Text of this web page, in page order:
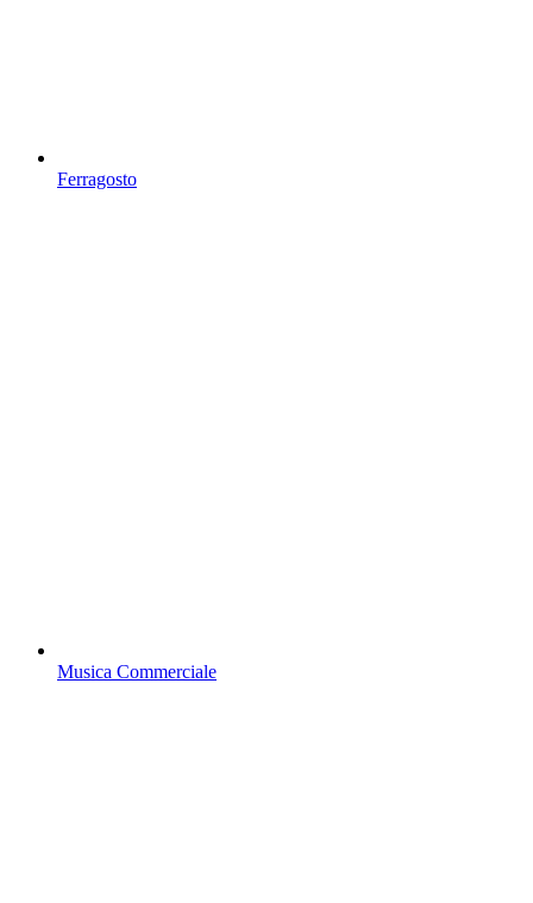
Ferragosto
Musica Commerciale